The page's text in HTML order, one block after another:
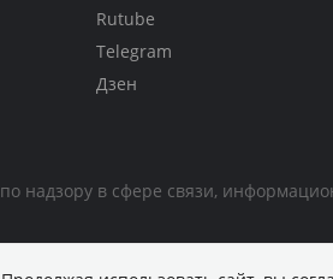
Rutube
Telegram
Дзен
надзору в сфере связи,